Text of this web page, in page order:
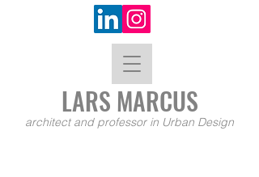
LARS MARCUS
architect and professor in Urban Design